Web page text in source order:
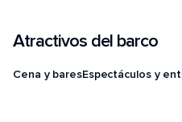
Atractivos del barco
Cena y baresEspectáculos y